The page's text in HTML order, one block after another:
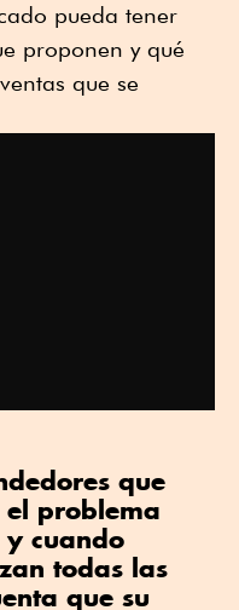
pueda tener
proponen y qué
que se
que
problema
cuando
todas las
que su